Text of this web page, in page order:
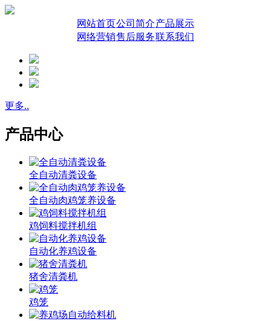
网站首页公司简介产品展示
网络营销售后服务联系我们
更多..
产品中心
全自动清粪设备
全自动肉鸡笼养设备
鸡饲料搅拌机组
自动化养鸡设备
猪舍清粪机
鸡笼